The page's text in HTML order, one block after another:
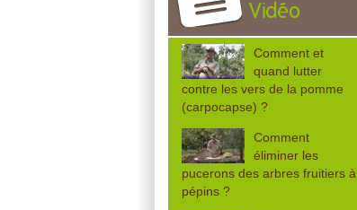
Vidéo
Comment et
quand lutter
contre les vers de la pomme
(carpocapse) ?
Comment
éliminer les
pucerons des arbres fruitiers à
pépins ?